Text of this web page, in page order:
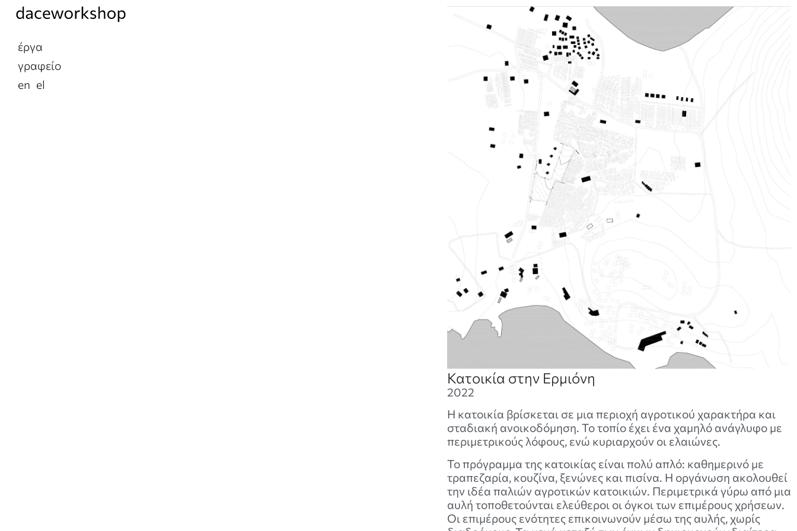
έργα
γραφείο
en el
Κατοικία στην Ερμιόνη
2022
Η κατοικία βρίσκεται σε μια περιοχή αγροτικού χαρακτήρα και
σταδιακή ανοικοδόμηση. Το τοπίο έχει ένα χαμηλό ανάγλυφο με
περιμετρικούς λόφους, ενώ κυριαρχούν οι ελαιώνες.
Το πρόγραμμα της κατοικίας είναι πολύ απλό: καθημερινό με
τραπεζαρία, κουζίνα, ξενώνες και πισίνα. Η οργάνωση ακολουθεί
την ιδέα παλιών αγροτικών κατοικιών. Περιμετρικά γύρω από μια
αυλή τοποθετούνται ελεύθεροι οι όγκοι των επιμέρους χρήσεων.
Οι επιμέρους ενότητες επικοινωνούν μέσω της αυλής, χωρίς